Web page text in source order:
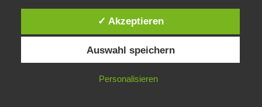
Rezepte
Romance Scamming
Diese Website verwendet Cookies. Durch die weitere Nutzung dieser
Website stimmst du der Verwendung von Cookies zu.
IN ORDNUNG
✓ Akzeptieren
Auswahl speichern
Personalisieren